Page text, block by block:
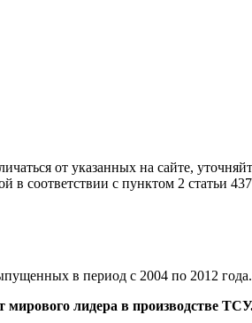
от указанных на сайте,
в соответствии с пунктом 2 статьи
в период с 2004 по 2012 года.
лидера в производстве